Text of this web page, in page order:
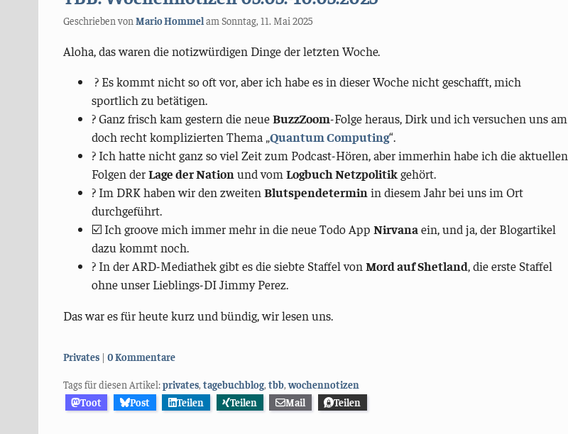
Geschrieben von Mario Hommelam Sonntag, 11. Mai 2025
Aloha, das waren die notizwürdigen Dinge der letzten Woche.
? Es kommt nicht so oft vor, aber ich habe es in dieser Woche nicht geschafft, mich
sportlich zu betätigen.
?️ Ganz frisch kam gestern die neueBuzzZoom-Folge heraus, Dirk und ich versuchen uns am
doch recht komplizierten Thema „Quantum Computing“.
? Ich hatte nicht ganz so viel Zeit zum Podcast-Hören, aber immerhin habe ich die aktuellen
Folgen derLage der Nation und vom Logbuch Netzpolitikgehört.
? Im DRK haben wir den zweiten Blutspendetermin in diesem Jahr bei uns im Ort
durchgeführt.
☑️ Ich groove mich immer mehr in die neue Todo App Nirvana ein, und ja, der Blogartikel
dazu kommt noch.
? In der ARD-Mediathek gibt es die siebte Staffel von Mord auf Shetland, die erste Staffel
ohne unser Lieblings-DI Jimmy Perez.
Das war es für heute kurz und bündig, wir lesen uns.
Kategorien:
Privates 0 Kommentare
Tags für diesen Artikel:privates, tagebuchblog, tbb,wochennotizen
Toot
Post Teilen Teilen Mail Teilen